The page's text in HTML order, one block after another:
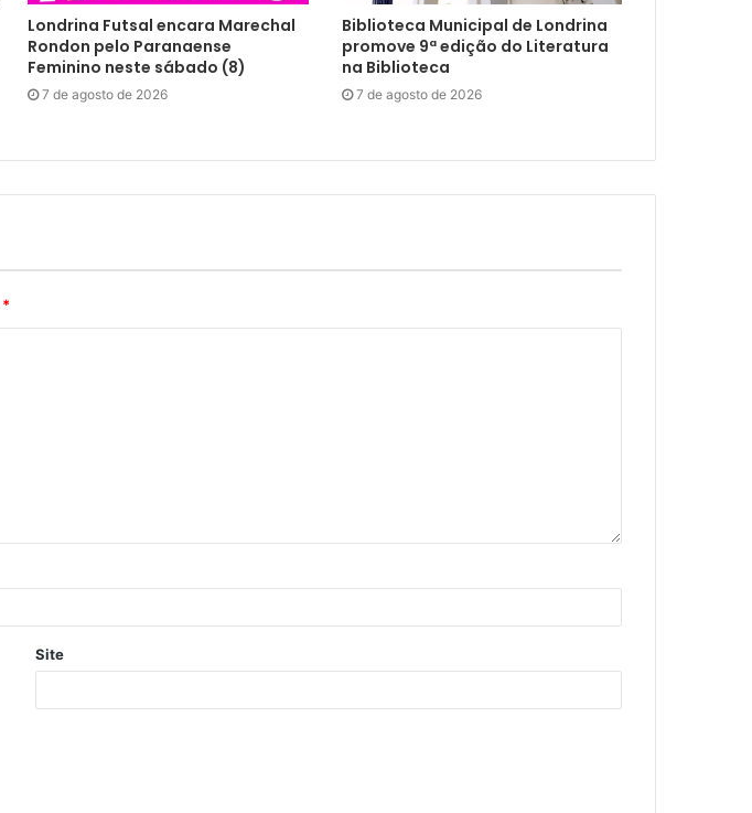
Londrina Futsal encara Marechal
Rondon pelo Paranaense
Feminino neste sábado (8)
7 de agosto de 2026
Biblioteca Municipal de Londrina
promove 9ª edição do Literatura
na Biblioteca
7 de agosto de 2026
*
Site